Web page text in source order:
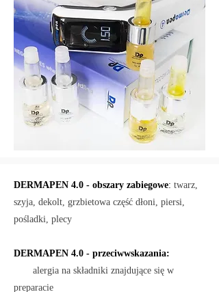
DERMAPEN 4.0 - obszary zabiegowe: twarz,
szyja, dekolt, grzbietowa część dłoni, piersi,
pośladki, plecy
DERMAPEN 4.0 - przeciwwskazania:
alergia na składniki znajdujące się w
preparacie